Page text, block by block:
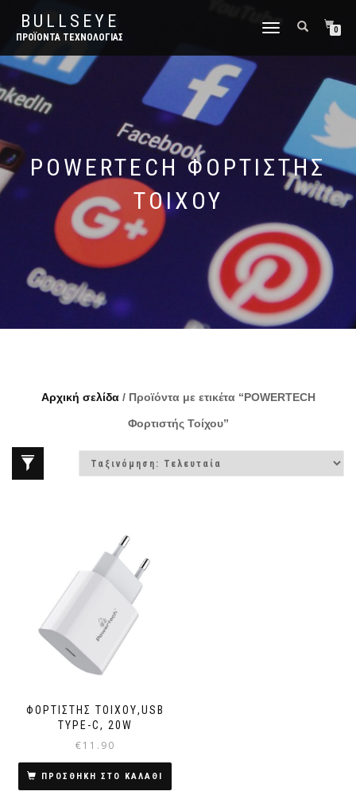
BULLSEYE
ΠΡΟΪΌΝΤΑ ΤΕΧΝΟΛΟΓΊΑΣ
ΕΝΑΛΛΑΓΉ
0
POWERTECH ΦΟΡΤΙΣΤΉΣ
ΤΟΊΧΟΥ
Αρχική σελίδα/ Προϊόντα με ετικέτα “POWERTECH
Φορτιστής Τοίχου”
ΦΟΡΤΙΣΤΉΣ ΤΟΊΧΟΥ,USB
TYPE-C, 20W
€11.90
ΠΡΟΣΘΗΚΗ ΣΤΟ ΚΑΛΑΘΙ